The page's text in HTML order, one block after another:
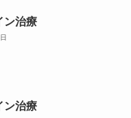
ン治療
ン治療